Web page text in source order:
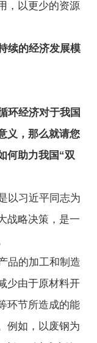
，以更少的资源
续的经济发展模
环经济对于我国
义，那么就请您
何助力我国“双
以习近平同志为
战略决策，是一
的加工和制造
少由于原材料开
环节所造成的能
例如，以废钢为